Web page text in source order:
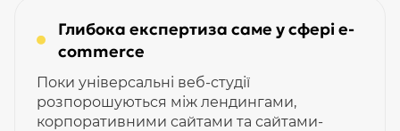
Глибока експертиза саме у сфері e-
commerce
Поки універсальні веб-студії
розпорошуються між лендингами,
корпоративними сайтами та сайтами-